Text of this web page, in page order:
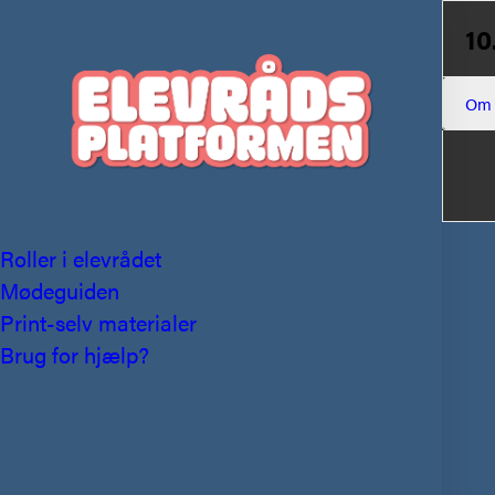
Roller i elevrådet
Mødeguiden
Print-selv materialer
Brug for hjælp?
Om